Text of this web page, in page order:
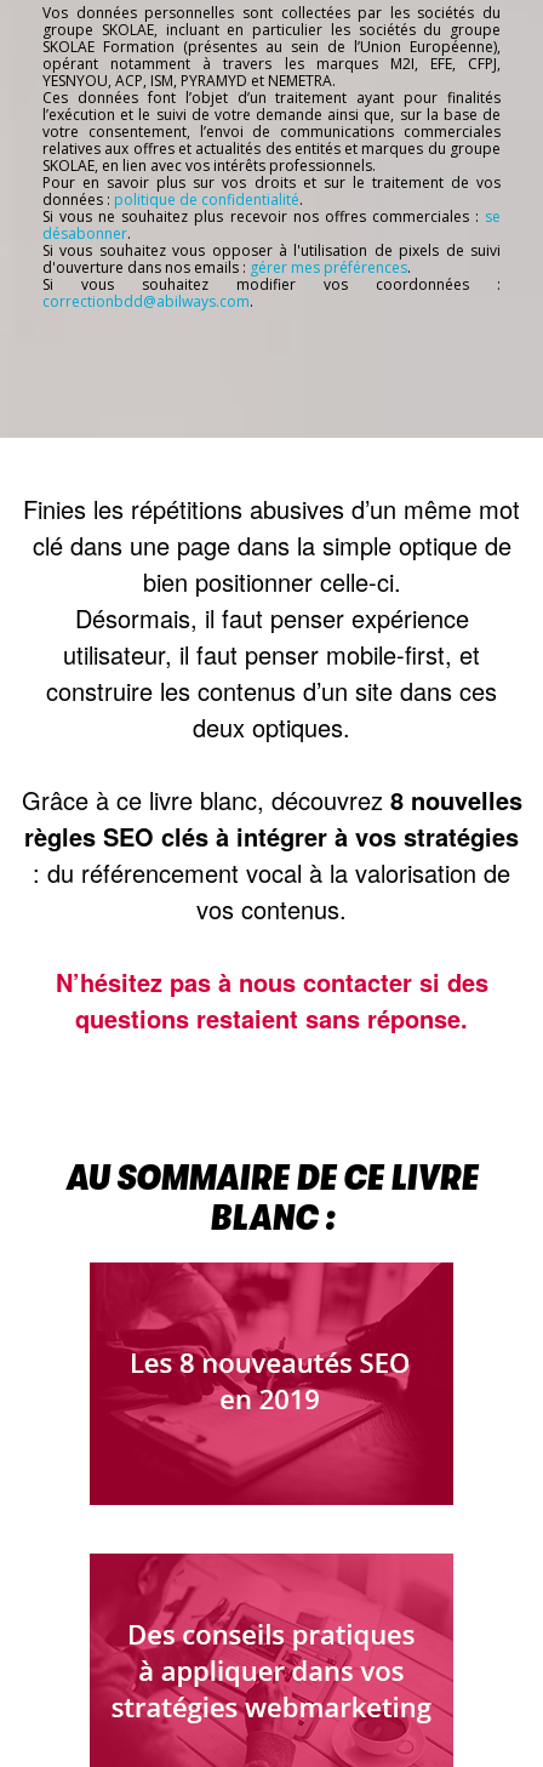
Vos données personnelles sont collectées par les sociétés du
groupe SKOLAE, incluant en particulier les sociétés du groupe
SKOLAE Formation (présentes au sein de l’Union Européenne),
opérant notamment à travers les marques M2I, EFE, CFPJ,
YESNYOU, ACP, ISM, PYRAMYD et NEMETRA.
Ces données font l’objet d’un traitement ayant pour finalités
l’exécution et le suivi de votre demande ainsi que, sur la base de
votre consentement, l’envoi de communications commerciales
relatives aux offres et actualités des entités et marques du groupe
SKOLAE, en lien avec vos intérêts professionnels.
Pour en savoir plus sur vos droits et sur le traitement de vos
données : politique de confidentialité.
Si vous ne souhaitez plus recevoir nos offres commerciales : se
désabonner.
Si vous souhaitez vous opposer à l'utilisation de pixels de suivi
d'ouverture dans nos emails : gérer mes préférences.
Si vous souhaitez modifier vos coordonnées :
correctionbdd@abilways.com.
Finies les répétitions abusives d’un même mot
clé dans une page dans la simple optique de
bien positionner celle-ci.
Désormais, il faut penser expérience
utilisateur, il faut penser mobile-first, et
construire les contenus d’un site dans ces
deux optiques.
Grâce à ce livre blanc, découvrez 8 nouvelles
règles SEO clés à intégrer à vos stratégies
: du référencement vocal à la valorisation de
vos contenus.
N’hésitez pas à nous contacter si des
questions restaient sans réponse.
AU SOMMAIRE DE CE LIVRE
BLANC :